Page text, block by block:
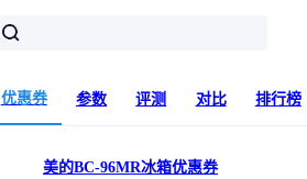
优惠券 参数 评测 对比 排行榜
美的BC-96MR冰箱优惠券